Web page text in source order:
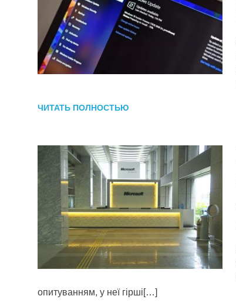
ЧИТАТЬ ПОЛНОСТЬЮ
опитуванням, у неї гірші[…]